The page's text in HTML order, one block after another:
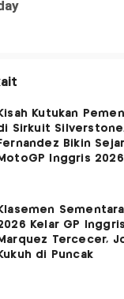
Kisah Kutukan
Sirkuit Silverstone,
Fernandez Bikin
MotoGP Inggris 2026
Klasemen
Kelar GP
Marquez Tercecer,
Kukuh di Puncak